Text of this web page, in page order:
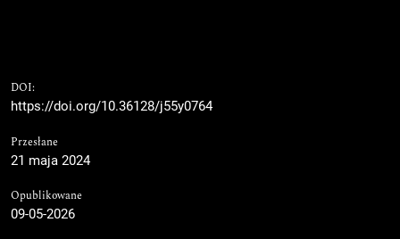
DOI:
https://doi.org/10.36128/j55y0764
Przesłane
21 maja 2024
Opublikowane
09-05-2026